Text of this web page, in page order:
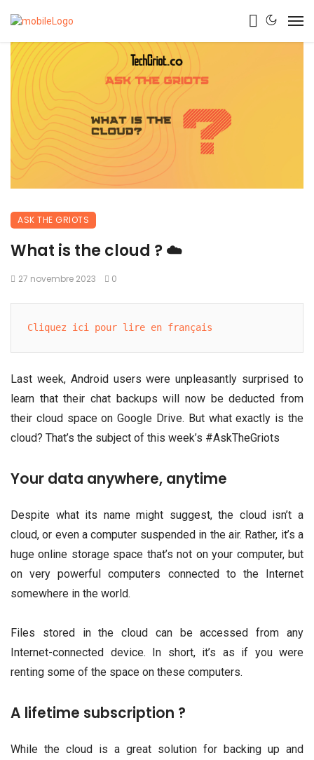
ASK THE GRIOTS
What is the cloud ? ☁️
27 novembre 2023 0
Cliquez ici pour lire en français
Last week, Android users were unpleasantly surprised to
learn that their chat backups will now be deducted from
their cloud space on Google Drive. But what exactly is the
cloud? That’s the subject of this week’s #AskTheGriots
Your data anywhere, anytime
Despite what its name might suggest, the cloud isn’t a
cloud, or even a computer suspended in the air. Rather, it’s a
huge online storage space that’s not on your computer, but
on very powerful computers connected to the Internet
somewhere in the world.
Files stored in the cloud can be accessed from any
Internet-connected device. In short, it’s as if you were
renting some of the space on these computers.
A lifetime subscription ?
While the cloud is a great solution for backing up and